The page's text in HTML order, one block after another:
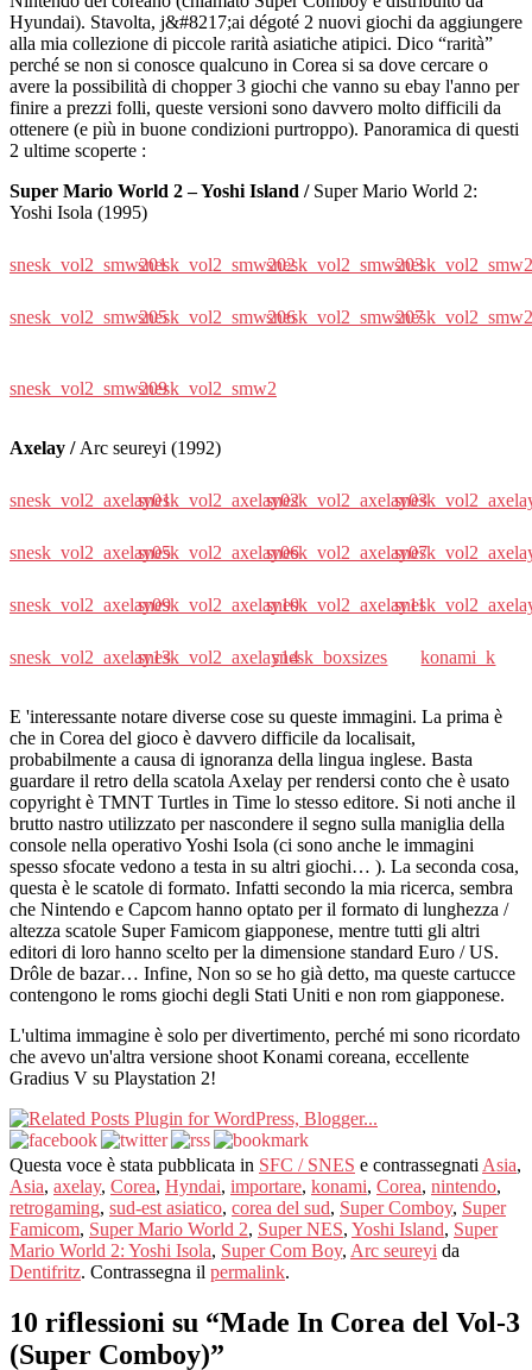
Hyundai). Stavolta, j&#8217;ai dégoté 2 nuovi giochi da aggiungere
alla mia collezione di piccole rarità asiatiche atipici. Dico “rarità”
perché se non si conosce qualcuno in Corea si sa dove cercare o
avere la possibilità di chopper 3 giochi che vanno su ebay l'anno per
finire a prezzi folli, queste versioni sono davvero molto difficili da
ottenere (e più in buone condizioni purtroppo). Panoramica di questi
2 ultime scoperte :
Super Mario World 2 – Yoshi Island / Super Mario World 2:
Yoshi Isola (1995)
snesk_vol2_smw201snesk_vol2_smw202snesk_vol2_smw203
snesk_vol2_smw205snesk_vol2_smw206snesk_vol2_smw207
snesk_vol2_smw209snesk_vol2_smw2
Axelay /Arc seureyi (1992)
snesk_vol2_axelay01snesk_vol2_axelay02snesk_vol2_axelay03
snesk_vol2_axelay05snesk_vol2_axelay06snesk_vol2_axelay07
snesk_vol2_axelay09snesk_vol2_axelay10snesk_vol2_axelay11
snesk_vol2_axelay13snesk_vol2_axelay14snesk_boxsizes konami_k
E 'interessante notare diverse cose su queste immagini. La prima è
che in Corea del gioco è davvero difficile da localisait,
probabilmente a causa di ignoranza della lingua inglese. Basta
guardare il retro della scatola Axelay per rendersi conto che è usato
copyright è TMNT Turtles in Time lo stesso editore. Si noti anche il
brutto nastro utilizzato per nascondere il segno sulla maniglia della
console nella operativo Yoshi Isola (ci sono anche le immagini
spesso sfocate vedono a testa in su altri giochi… ). La seconda cosa,
questa è le scatole di formato. Infatti secondo la mia ricerca, sembra
che Nintendo e Capcom hanno optato per il formato di lunghezza /
altezza scatole Super Famicom giapponese, mentre tutti gli altri
editori di loro hanno scelto per la dimensione standard Euro / US.
Drôle de bazar… Infine, Non so se ho già detto, ma queste cartucce
contengono le roms giochi degli Stati Uniti e non rom giapponese.
L'ultima immagine è solo per divertimento, perché mi sono ricordato
che avevo un'altra versione shoot Konami coreana, eccellente
Gradius V su Playstation 2!
Questa voce è stata pubblicata in SFC / SNES e contrassegnatiAsia,
Asia, axelay, Corea, Hyndai, importare, konami, Corea, nintendo,
retrogaming, sud-est asiatico, corea del sud, Super Comboy, Super
Famicom, Super Mario World 2, Super NES, Yoshi Island, Super
Mario World 2: Yoshi Isola, Super Com Boy, Arc seureyi da
Dentifritz. Contrassegna il permalink.
10 riflessioni su “Made In Corea del Vol-3
(Super Comboy)”